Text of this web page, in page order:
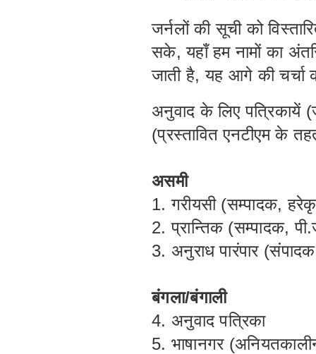
जर्नलों की सूची को
सके, यहाँ हम नामों का
जाती है, यह आगे की चर्चा
अनुवाद के लिए पत्रिकायें
(प्रस्तावित एनटीएम के
असमी
1. गरीयसी (सम्पादक,
2. प्रान्तिक (सम्पादक,
3. अनुराध पारंपार
बंगला/बंगाली
4. अनुवाद पत्रिका
5. भाषानगर